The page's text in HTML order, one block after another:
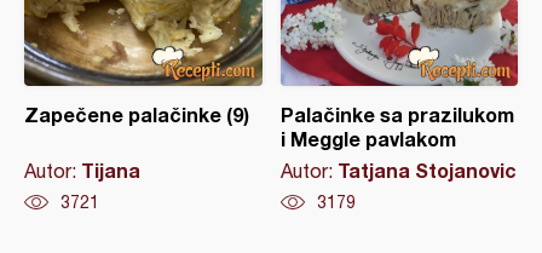
Zapečene palačinke (9)
Autor: Tijana
3721
Palačinke sa prazilukom
i Meggle pavlakom
Autor: Tatjana Stojanovic
3179